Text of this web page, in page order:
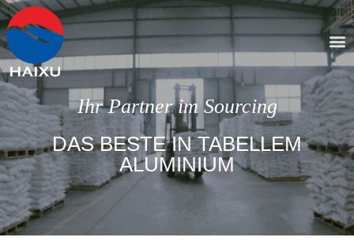
Ihr Partner im Sourcing
DAS BESTE IN TABELLEM
ALUMINIUM